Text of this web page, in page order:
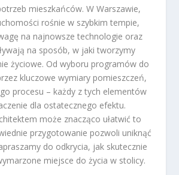
mieszkańców. W Warszawie,
rośnie w szybkim tempie,
na najnowsze technologie oraz
na sposób, w jaki tworzymy
życiowe. Od wyboru programów do
kluczowe wymiary pomieszczeń,
procesu – każdy z tych elementów
dla ostatecznego efektu.
może znacząco ułatwić to
przygotowanie pozwoli uniknąć
do odkrycia, jak skutecznie
miejsce do życia w stolicy.